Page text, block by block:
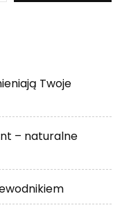
Twoje
– naturalne